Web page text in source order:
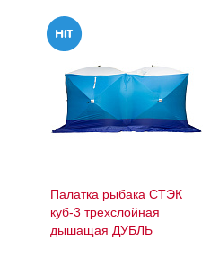
Палатка рыбака СТЭК
куб-3 трехслойная
дышащая ДУБЛЬ